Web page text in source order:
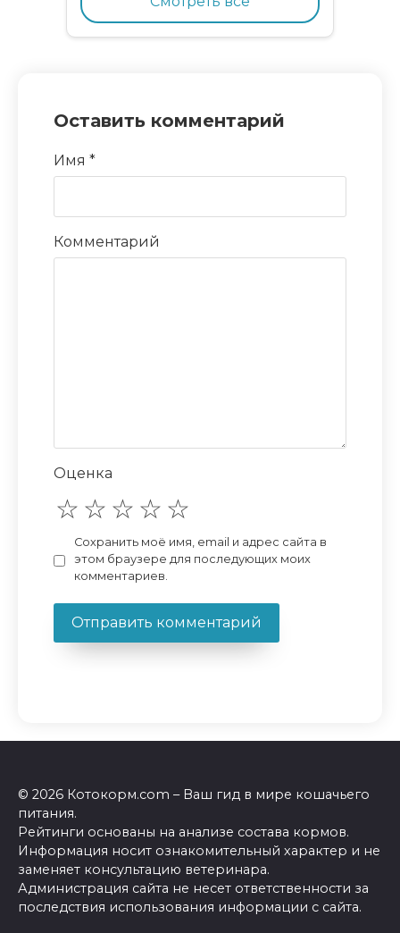
Оставить комментарий
Имя *
Комментарий
Оценка
Сохранить моё имя, email и адрес сайта в
этом браузере для последующих моих
комментариев.
© 2026 Котокорм.com – Ваш гид в мире кошачьего
питания.
Рейтинги основаны на анализе состава кормов.
Информация носит ознакомительный характер и не
заменяет консультацию ветеринара.
Администрация сайта не несет ответственности за
последствия использования информации с сайта.